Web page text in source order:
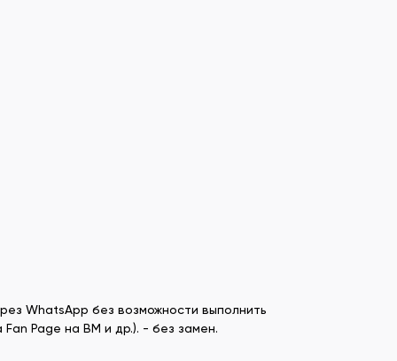
WhatsApp без возможности выполнить
Page на BM и др.). - без замен.